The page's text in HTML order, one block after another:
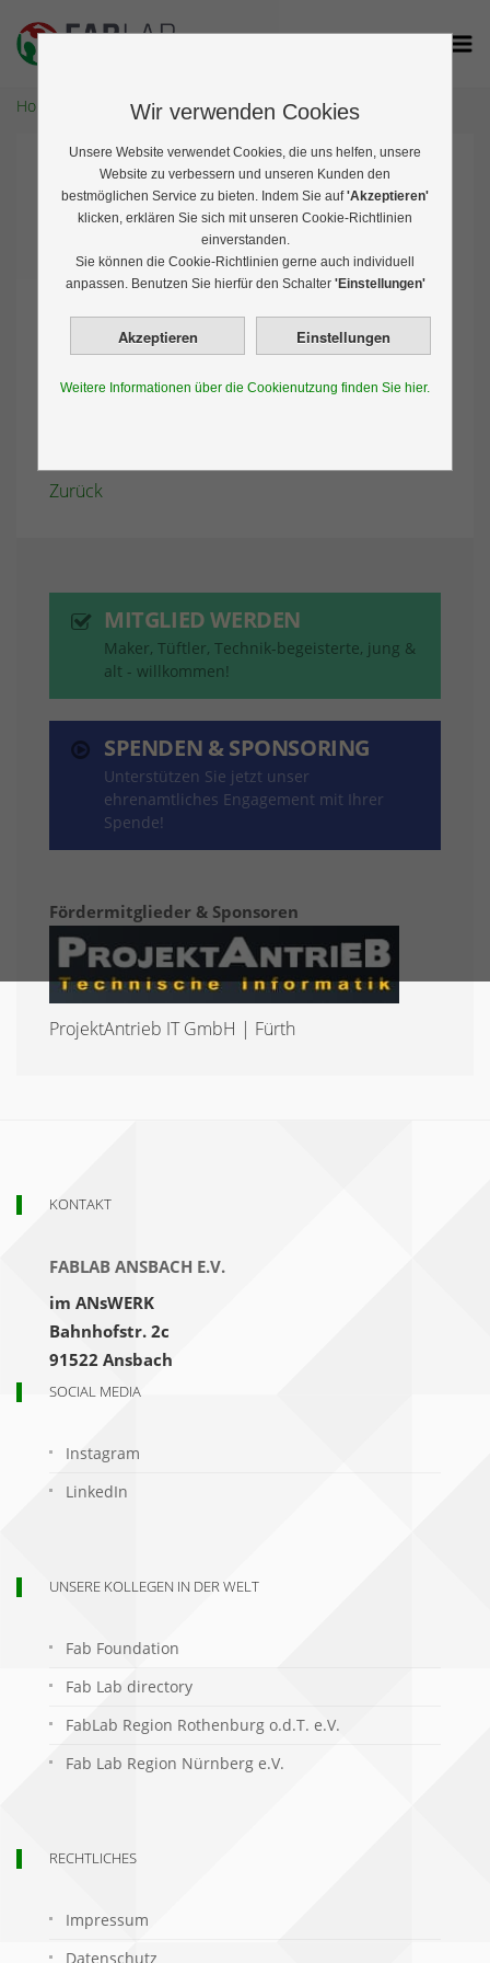
Home Veranstaltungen
FreeCAD Kurs
MI. 18.03.2026 18:30
Exklusiv für Mitglieder des FabLab Ansbach e.V.
Wer lieber "klassische" CAD-Modellierung
Jürgen Weigert gut aufgehoben. Auch er gibt einen
Zurück
MITGLIED WERDEN
Maker, Tüftler, Technik-begeisterte, jung &
alt - willkommen!
SPENDEN & SPONSORING
Unterstützen Sie jetzt unser
ehrenamtliches Engagement mit Ihrer
Spende!
Fördermitglieder & Sponsoren
ProjektAntrieb IT GmbH | Fürth
KONTAKT
FABLAB ANSBACH E.V.
im ANsWERK
Bahnhofstr. 2c
91522 Ansbach
SOCIAL MEDIA
Instagram
LinkedIn
UNSERE KOLLEGEN IN DER WELT
Fab Foundation
Fab Lab directory
FabLab Region Rothenburg o.d.T. e.V.
Fab Lab Region Nürnberg e.V.
RECHTLICHES
Impressum
Datenschutz
Wir verwenden Cookies
Unsere Website verwendet Cookies, die uns helfen, unsere
Website zu verbessern und unseren Kunden den
bestmöglichen Service zu bieten. Indem Sie auf'Akzeptieren'
klicken, erklären Sie sich mit unseren Cookie-Richtlinien
einverstanden.
Sie können die Cookie-Richtlinien gerne auch individuell
anpassen. Benutzen Sie hierfür den Schalter 'Einstellungen'
Weitere Informationen über die Cookienutzung finden Sie hier.